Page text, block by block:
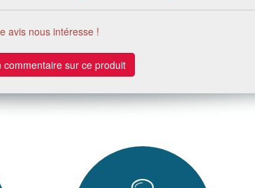
avis nous intéresse !
commentaire sur ce produit